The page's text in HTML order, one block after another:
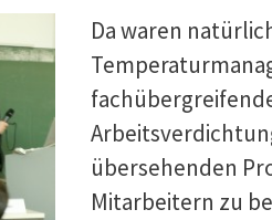
Da waren
übersehenden
Mitarbeitern zu